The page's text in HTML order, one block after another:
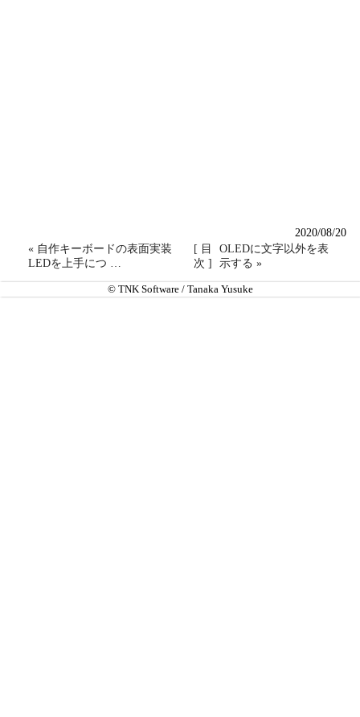
2020/08/20
« 自作キーボードの表面実装
LEDを上手につ …
[ 目
次 ]
OLEDに文字以外を表
示する »
© TNK Software / Tanaka Yusuke